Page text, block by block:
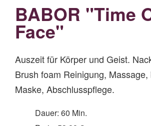
BABOR "Time
Face"
Auszeit für Körper und Geist.
Brush foam Reinigung,
Maske, Abschlusspflege.
Dauer: 60 Min.